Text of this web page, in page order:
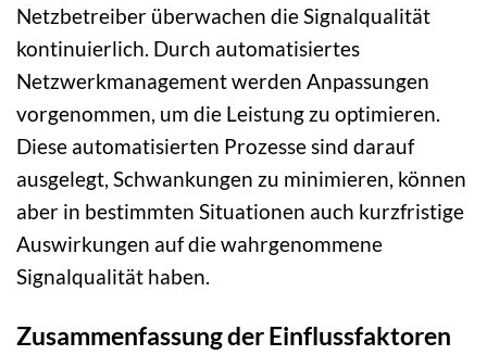
Netzbetreiber überwachen die Signalqualität
kontinuierlich. Durch automatisiertes
Netzwerkmanagement werden Anpassungen
vorgenommen, um die Leistung zu optimieren.
Diese automatisierten Prozesse sind darauf
ausgelegt, Schwankungen zu minimieren, können
aber in bestimmten Situationen auch kurzfristige
Auswirkungen auf die wahrgenommene
Signalqualität haben.
Zusammenfassung der Einflussfaktoren